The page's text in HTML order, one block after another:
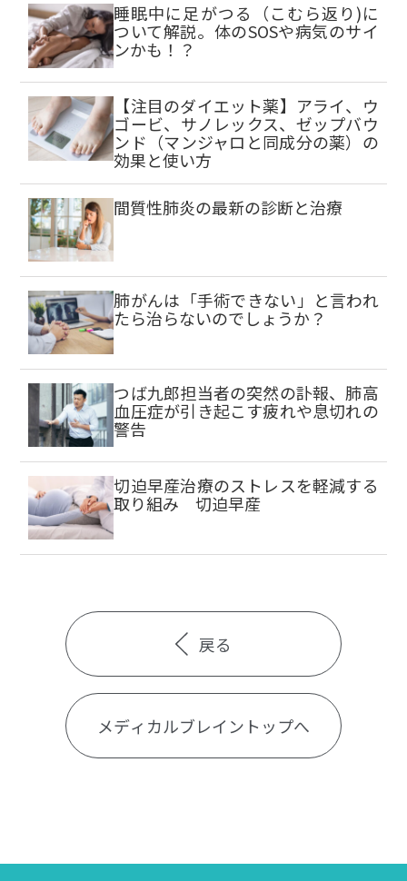
睡眠中に足がつる（こむら返り)に
ついて解説。体のSOSや病気のサイ
ンかも！？
【注目のダイエット薬】アライ、ウ
ゴービ、サノレックス、ゼップバウ
ンド（マンジャロと同成分の薬）の
効果と使い方
間質性肺炎の最新の診断と治療
肺がんは「手術できない」と言われ
たら治らないのでしょうか？
つば九郎担当者の突然の訃報、肺高
血圧症が引き起こす疲れや息切れの
警告
切迫早産治療のストレスを軽減する
取り組み 切迫早産
戻る
メディカルブレイントップへ